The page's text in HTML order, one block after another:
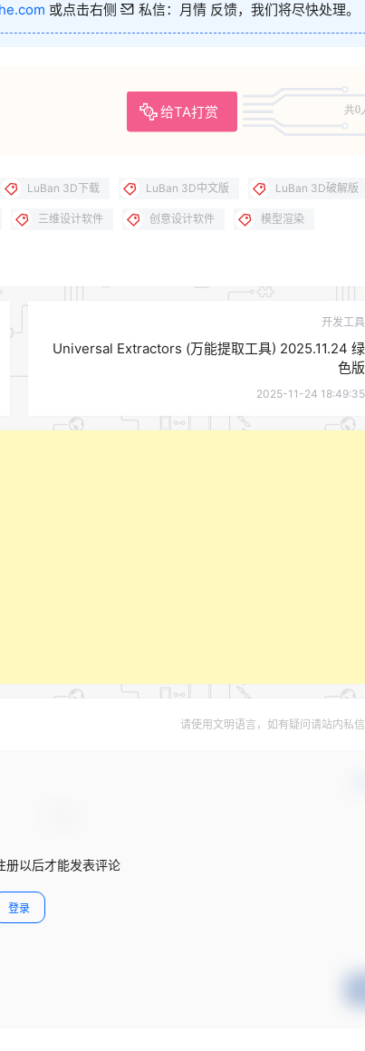
或点击右侧 私信：月情 反馈，我们将尽快处理。
给TA打赏 共0
LuBan 3D下载 LuBan 3D中文版 LuBan 3D破解版
三维设计软件 创意设计软件 模型渲染
开发工具
Universal Extractors (万能提取工具) 2025.11.24 绿
色版
2025-11-24 18:49:35
请使用文明语言，如有疑问请站内私
册以后才能发表评论
登录